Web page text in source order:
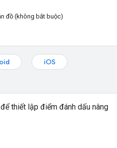
đồ (không bắt buộc)
iOS
thiết lập điểm đánh dấu nâng